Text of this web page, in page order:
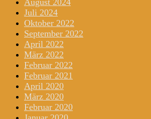
August 2024
Juli 2024
Oktober 2022
September 2022
April 2022
März 2022
Februar 2022
Februar 2021
April 2020
März 2020
Februar 2020